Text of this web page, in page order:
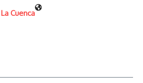
Cuenca